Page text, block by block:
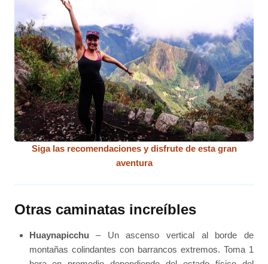
Siga las recomendaciones y disfrute de esta gran
aventura
Otras caminatas increíbles
Huaynapicchu – Un ascenso vertical al borde de
montañas colindantes con barrancos extremos. Toma 1